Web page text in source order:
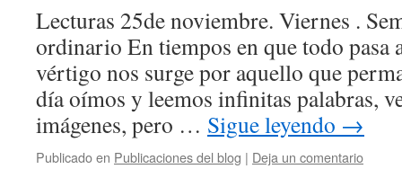
Lecturas 25de noviembre. Viernes .
ordinario En tiempos en que todo pasa
vértigo nos surge por aquello que
día oímos y leemos infinitas palabras,
imágenes, pero … Sigue leyendo →
Publicado en Publicaciones del blog | Deja un comentario